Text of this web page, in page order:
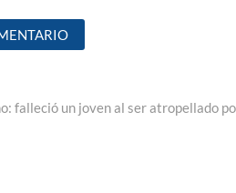
falleció un joven al ser atropellado